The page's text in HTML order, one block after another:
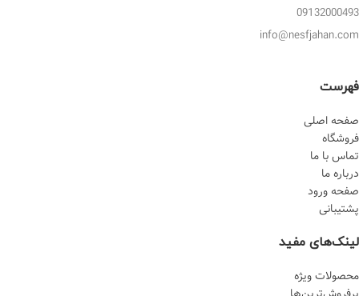
09132000493
info@nesfjahan.com
فهرست
صفحه اصلی
فروشگاه
تماس با ما
درباره ما
صفحه ورود
پشتیبانی
لینک‌های مفید
محصولات ویژه